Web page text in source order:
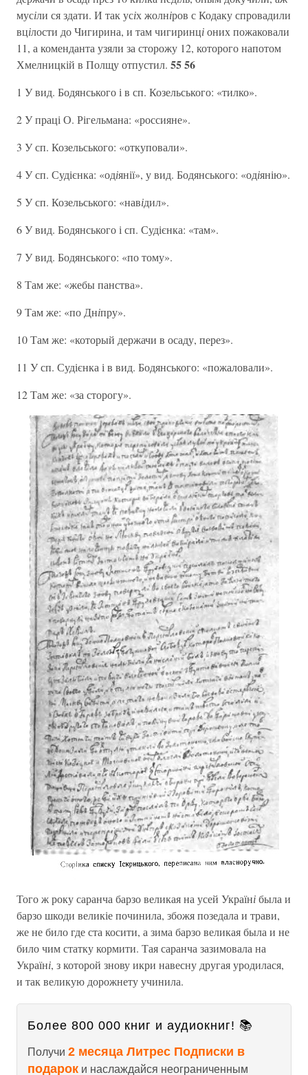
мусіли ся здати. И так усіх жолніров с Кодаку спровадили
вцілости до Чигирина, и там чигиринціоних пожаковали
11, а коменданта узяли за сторожу 12, которого напотом
Хмелницкій в Полщу отпустил. 55 56
1 У вид. Бодянського і в сп. Козельського: «тилко».
2 У праці О. Рігельмана: «россияне».
3 У сп. Козельського: «откуповали».
4 У сп. Судієнка: «одіянії», у вид. Бодянського: «одіянію».
5 У сп. Козельського: «навідил».
6 У вид. Бодянського і сп. Судієнка: «там».
7 У вид. Бодянського: «по тому».
8 Там же: «жебы панства».
9 Там же: «по Дніпру».
10 Там же: «который держачи в осаду, перез».
11 У сп. Судієнка і в вид. Бодянського: «пожаловали».
12 Там же: «за сторогу».
Того ж року саранча барзо великая на усей Українібыла и
барзо шкоди великіе починила, збожя позедала и трави,
же не било где ста косити, а зима барзо великая была и не
било чим статку кормити. Тая саранча зазимовала на
Україні, з которой знову икри навесну другая уродилася,
и так великую дорожнету учинила.
Более 800 000 книг и аудиокниг! 📚
Получи 2 месяца Литрес Подписки в
подарок и наслаждайся неограниченным